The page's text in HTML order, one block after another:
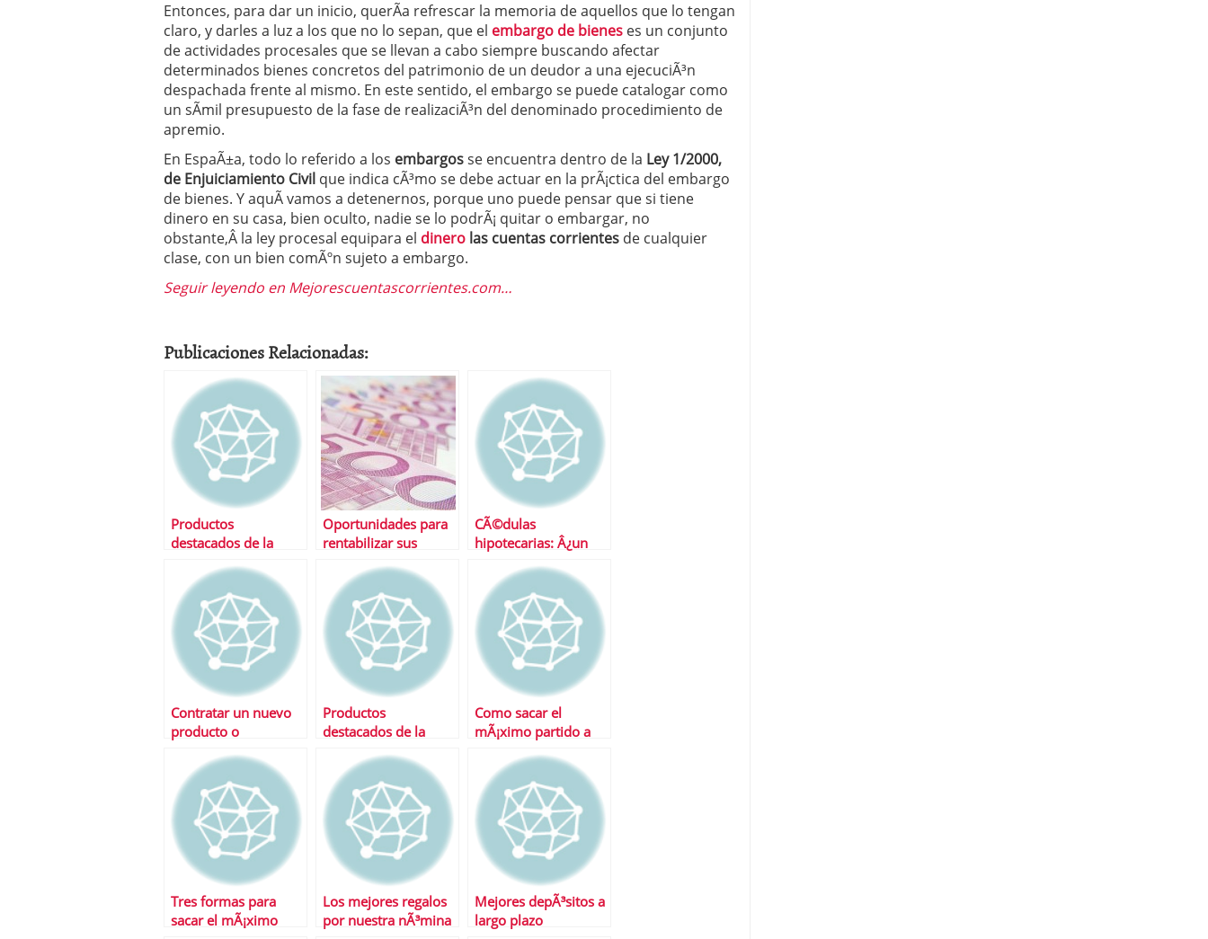
Entonces, para dar un inicio, querÃ­a refrescar la memoria de aquellos que lo tengan
claro, y darles a luz a los que no lo sepan, que el embargo de bienes es un conjunto
de actividades procesales que se llevan a cabo siempre buscando afectar
determinados bienes concretos del patrimonio de un deudor a una ejecuciÃ³n
despachada frente al mismo. En este sentido, el embargo se puede catalogar como
un sÃ­mil presupuesto de la fase de realizaciÃ³n del denominado procedimiento de
apremio.
En EspaÃ±a, todo lo referido a los embargosse encuentra dentro de la Ley 1/2000,
de Enjuiciamiento Civil que indica cÃ³mo se debe actuar en la prÃ¡ctica del embargo
de bienes. Y aquÃ­ vamos a detenernos, porque uno puede pensar que si tiene
dinero en su casa, bien oculto, nadie se lo podrÃ¡ quitar o embargar, no
obstante,Â la ley procesal equipara el dinero las cuentas corrientes de cualquier
clase, con un bien comÃºn sujeto a embargo.
Seguir leyendo en Mejorescuentascorrientes.com…
Publicaciones Relacionadas:
Productos
destacados de la
Oportunidades para
rentabilizar sus
CÃ©dulas
hipotecarias: Â¿un
bancario?
Contratar un nuevo
producto o
en cuenta Â¿Con
cuÃ¡l nos quedamos?
Productos
destacados de la
Como sacar el
mÃ¡ximo partido a
Tres formas para
sacar el mÃ¡ximo
Los mejores regalos
por nuestra nÃ³mina
Mejores depÃ³sitos a
largo plazo